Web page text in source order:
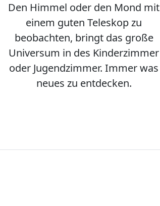
Den Himmel oder den Mond mit
einem guten Teleskop zu
beobachten, bringt das große
Universum in des Kinderzimmer
oder Jugendzimmer. Immer was
neues zu entdecken.